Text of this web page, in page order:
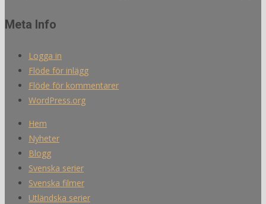
Meta Info
Logga in
Flöde för inlägg
Flöde för kommentarer
WordPress.org
Hem
Nyheter
Blogg
Svenska serier
Svenska filmer
Utländska serier